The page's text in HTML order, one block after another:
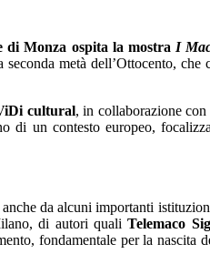
di Monza ospita la mostra I
metà dell’Ottocento,
cultural, in collaborazione
di un contesto europeo,
da alcuni importanti
di autori qualiTelemaco
fondamentale per la